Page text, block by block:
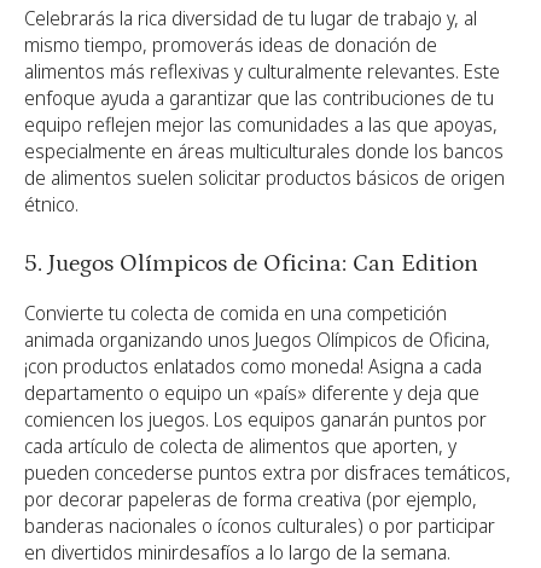
Celebrarás la rica diversidad de tu lugar de trabajo y, al
mismo tiempo, promoverás ideas de donación de
alimentos más reflexivas y culturalmente relevantes. Este
enfoque ayuda a garantizar que las contribuciones de tu
equipo reflejen mejor las comunidades a las que apoyas,
especialmente en áreas multiculturales donde los bancos
de alimentos suelen solicitar productos básicos de origen
étnico.
5. Juegos Olímpicos de Oficina: Can Edition
Convierte tu colecta de comida en una competición
animada organizando unos Juegos Olímpicos de Oficina,
¡con productos enlatados como moneda! Asigna a cada
departamento o equipo un «país» diferente y deja que
comiencen los juegos. Los equipos ganarán puntos por
cada artículo de colecta de alimentos que aporten, y
pueden concederse puntos extra por disfraces temáticos,
por decorar papeleras de forma creativa (por ejemplo,
banderas nacionales o íconos culturales) o por participar
en divertidos minirdesafíos a lo largo de la semana.